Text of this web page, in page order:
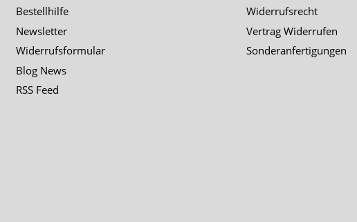
Bestellhilfe
Newsletter
Widerrufsformular
Blog News
RSS Feed
Widerrufsrecht
Vertrag Widerrufen
Sonderanfertigungen